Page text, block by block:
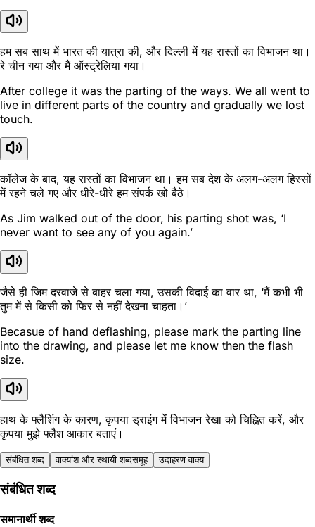
हम सब साथ में भारत की यात्रा की, और दिल्ली में यह रास्तों का विभाजन था।
रे चीन गया और मैं ऑस्ट्रेलिया गया।
After college it was the parting of the ways. We all went to
live in different parts of the country and gradually we lost
touch.
कॉलेज के बाद, यह रास्तों का विभाजन था। हम सब देश के अलग-अलग हिस्सों
में रहने चले गए और धीरे-धीरे हम संपर्क खो बैठे।
As Jim walked out of the door, his parting shot was, ‘I
never want to see any of you again.’
जैसे ही जिम दरवाजे से बाहर चला गया, उसकी विदाई का वार था, ‘मैं कभी भी
तुम में से किसी को फिर से नहीं देखना चाहता।’
Becasue of hand deflashing, please mark the parting line
into the drawing, and please let me know then the flash
size.
हाथ के फ्लैशिंग के कारण, कृपया ड्राइंग में विभाजन रेखा को चिह्नित करें, और
कृपया मुझे फ्लैश आकार बताएं।
संबंधित शब्द वाक्यांश और स्थायी शब्दसमूह उदाहरण वाक्य
संबंधित शब्द
समानार्थी शब्द